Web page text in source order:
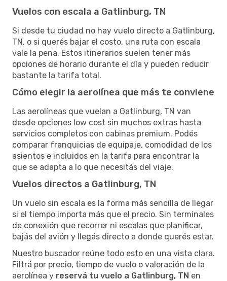
Vuelos con escala a Gatlinburg, TN
Si desde tu ciudad no hay vuelo directo a Gatlinburg,
TN, o si querés bajar el costo, una ruta con escala
vale la pena. Estos itinerarios suelen tener más
opciones de horario durante el día y pueden reducir
bastante la tarifa total.
Cómo elegir la aerolínea que más te conviene
Las aerolíneas que vuelan a Gatlinburg, TN van
desde opciones low cost sin muchos extras hasta
servicios completos con cabinas premium. Podés
comparar franquicias de equipaje, comodidad de los
asientos e incluidos en la tarifa para encontrar la
que se adapta a lo que necesitás del viaje.
Vuelos directos a Gatlinburg, TN
Un vuelo sin escala es la forma más sencilla de llegar
si el tiempo importa más que el precio. Sin terminales
de conexión que recorrer ni escalas que planificar,
bajás del avión y llegás directo a donde querés estar.
Nuestro buscador reúne todo esto en una vista clara.
Filtrá por precio, tiempo de vuelo o valoración de la
aerolínea y reservá tu vuelo a Gatlinburg, TN en